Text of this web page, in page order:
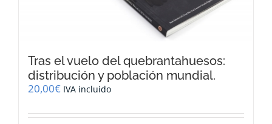
Tras el vuelo del quebrantahuesos:
distribución y población mundial.
20,00€ IVA incluido